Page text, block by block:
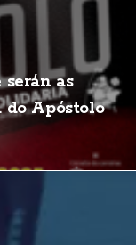
as
Apóstolo